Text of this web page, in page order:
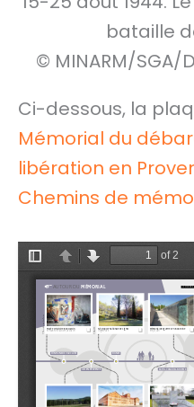
bataille
© MINARM/SGA/
Ci-dessous, la
Mémorial du
libération en
Chemins de